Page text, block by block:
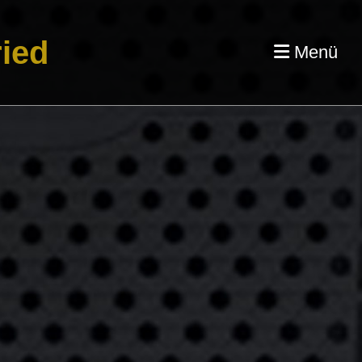
Menü